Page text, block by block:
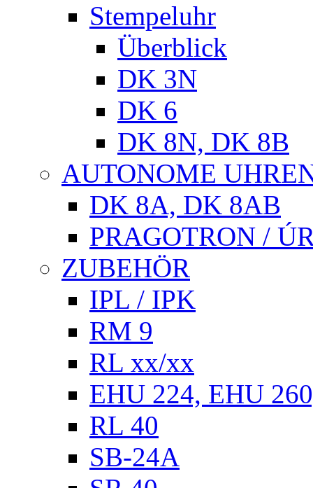
Stempeluhr
Überblick
DK 3N
DK 6
DK 8N, DK 8B
AUTONOME
DK 8A, DK 8AB
PRAGOTRON /
ZUBEHÖR
IPL / IPK
RM 9
RL xx/xx
EHU 224, EHU
RL 40
SB-24A